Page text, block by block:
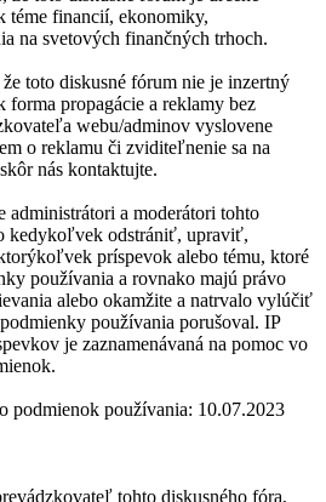
téme financií, ekonomiky,
na svetových finančných trhoch.
toto diskusné fórum nie je inzertný
forma propagácie a reklamy bez
webu/adminov vyslovene
o reklamu či zviditeľnenie sa na
nás kontaktujte.
administrátori a moderátori tohto
kedykoľvek odstrániť, upraviť,
príspevok alebo tému, ktoré
používania a rovnako majú právo
alebo okamžite a natrvalo vylúčiť
používania porušoval. IP
je zaznamenávaná na pomoc vo
podmienok používania: 10.07.2023
tohto diskusného fóra,